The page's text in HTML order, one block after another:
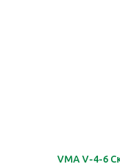
VMA V-4-6